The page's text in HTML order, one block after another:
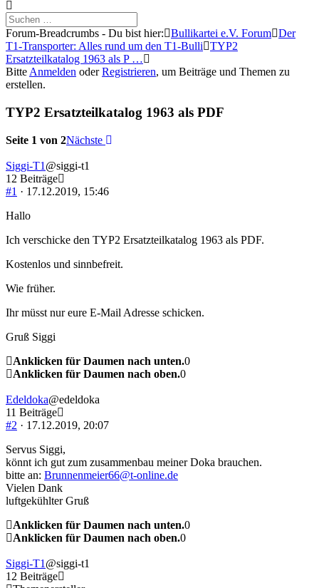
Forum-Breadcrumbs - Du bist hier: Bullikartei e.V. Forum Der
T1-Transporter: Alles rund um den T1-Bulli
TYP2
Ersatzteilkatalog 1963 als P …
Bitte Anmelden oderRegistrieren, um Beiträge und Themen zu
erstellen.
TYP2 Ersatzteilkatalog 1963 als PDF
Seite 1 von 2Nächste
Siggi-T1 @siggi-t1
12 Beiträge
#1 · 17.12.2019, 15:46
Hallo
Ich verschicke den TYP2 Ersatzteilkatalog 1963 als PDF.
Kostenlos und sinnbefreit.
Wie früher.
Ihr müsst nur eure E-Mail Adresse schicken.
Gruß Siggi
Anklicken für Daumen nach unten.0
Anklicken für Daumen nach oben.0
Edeldoka@edeldoka
11 Beiträge
#2 · 17.12.2019, 20:07
Servus Siggi,
könnt ich gut zum zusammenbau meiner Doka brauchen.
bitte an: Brunnenmeier66@t-online.de
Vielen Dank
luftgekühlter Gruß
Anklicken für Daumen nach unten.0
Anklicken für Daumen nach oben.0
Siggi-T1 @siggi-t1
12 Beiträge